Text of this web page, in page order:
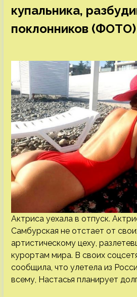
купальника,
поклонников (ФОТО)
Актриса уехала в отпуск.
Самбурская не отстает от
артистическому цеху,
курортам мира. В своих
сообщила, что улетела из
всему, Настасья планирует